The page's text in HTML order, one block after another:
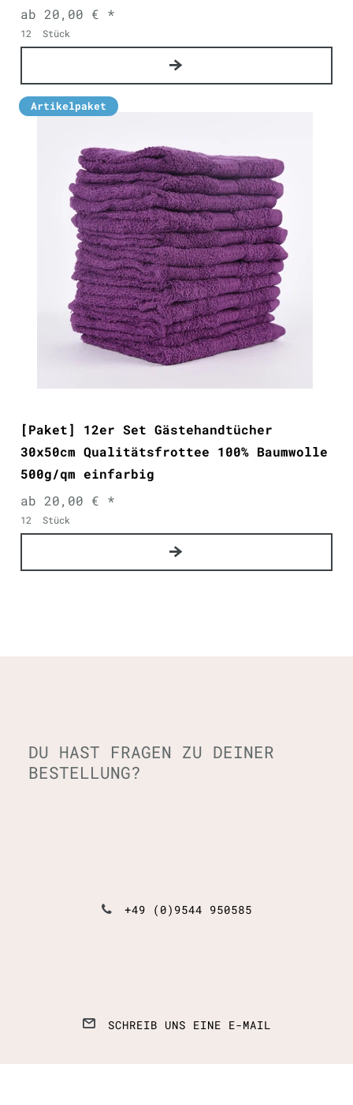
ab 20,00 € *
12 Stück
Artikelpaket
[Paket] 12er Set Gästehandtücher
30x50cm Qualitätsfrottee 100% Baumwolle
500g/qm einfarbig
ab 20,00 € *
12 Stück
DU HAST FRAGEN ZU DEINER
BESTELLUNG?
+49 (0)9544 950585
SCHREIB UNS EINE E-MAIL